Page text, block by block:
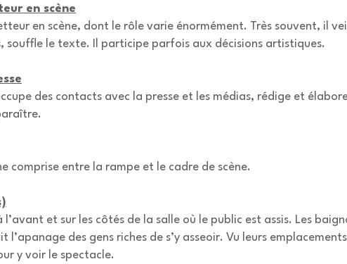
en scène
en scène, dont le rôle varie énormément. Très souvent, il
souffle le texte. Il participe parfois aux décisions artistiques.
des contacts avec la presse et les médias, rédige et
comprise entre la rampe et le cadre de scène.
l’avant et sur les côtés de la salle où le public est assis. Les
l’apanage des gens riches de s’y asseoir. Vu leurs
y voir le spectacle.